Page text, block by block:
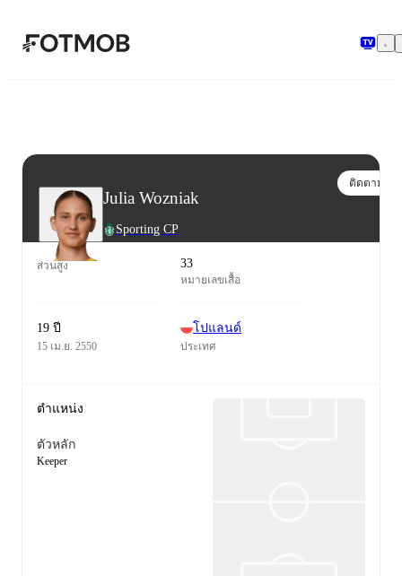
ข้ามไปยังเนื้อหาหลัก
Julia Wozniak
Sporting CP
ติดตาม
ส่วนสูง 33
หมายเลขเสื้อ
19 ปี
15 เม.ย. 2550
โปแลนด์
ประเทศ
ตำแหน่ง
ตัวหลัก
Keeper